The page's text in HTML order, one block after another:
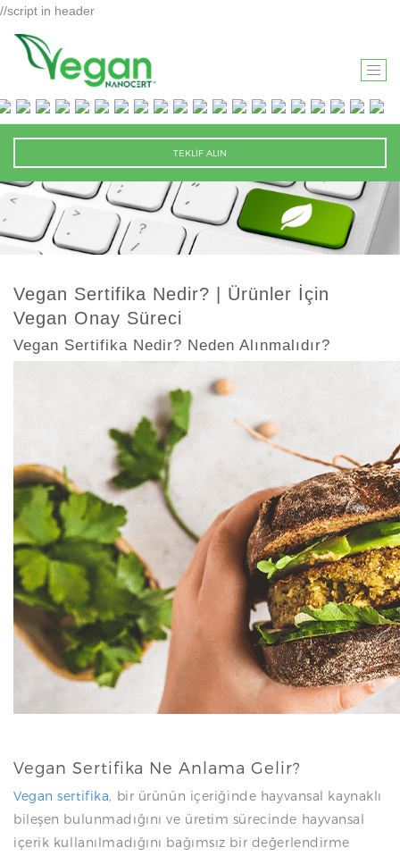
//script in header
T
O
G
G
L
N
A
V
TEKLİF ALIN
Vegan Sertifika Nedir? | Ürünler İçin
Vegan Onay Süreci
Vegan Sertifika Nedir? Neden Alınmalıdır?
Vegan Sertifika Ne Anlama Gelir?
Vegan sertifika, bir ürünün içeriğinde hayvansal kaynaklı
bileşen bulunmadığını ve üretim sürecinde hayvansal
içerik kullanılmadığını bağımsız bir değerlendirme